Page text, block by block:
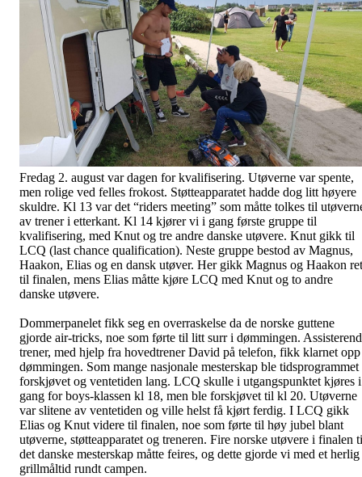
Fredag 2. august var dagen for kvalifisering. Utøverne var spente,
men rolige ved felles frokost. Støtteapparatet hadde dog litt høyere
skuldre. Kl 13 var det “riders meeting” som måtte tolkes til
av trener i etterkant. Kl 14 kjører vi i gang første gruppe til
kvalifisering, med Knut og tre andre danske utøvere. Knut gikk til
LCQ (last chance qualification). Neste gruppe bestod av Magnus,
Haakon, Elias og en dansk utøver. Her gikk Magnus og Haakon
til finalen, mens Elias måtte kjøre LCQ med Knut og to andre
danske utøvere.
Dommerpanelet fikk seg en overraskelse da de norske guttene
gjorde air-tricks, noe som førte til litt surr i dømmingen.
trener, med hjelp fra hovedtrener David på telefon, fikk klarnet
dømmingen. Som mange nasjonale mesterskap ble tidsprogrammet
forskjøvet og ventetiden lang. LCQ skulle i utgangspunktet kjøres i
gang for boys-klassen kl 18, men ble forskjøvet til kl 20. Utøverne
var slitene av ventetiden og ville helst få kjørt ferdig. I LCQ gikk
Elias og Knut videre til finalen, noe som førte til høy jubel blant
utøverne, støtteapparatet og treneren. Fire norske utøvere i finalen
det danske mesterskap måtte feires, og dette gjorde vi med et herlig
grillmåltid rundt campen.